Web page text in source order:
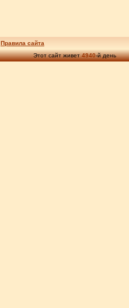
Правила сайта
Этот сайт живет4940-й день